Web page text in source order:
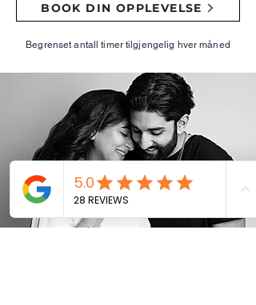
BOOK DIN OPPLEVELSE
Begrenset antall timer tilgjengelig hver måned